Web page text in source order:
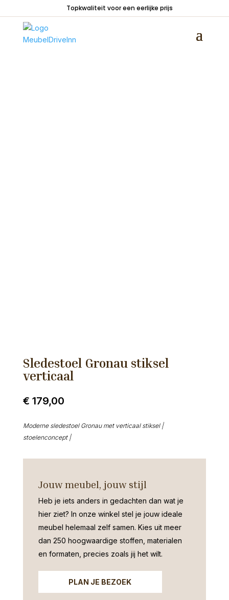
Topkwaliteit voor een eerlijke prijs
Zitmeubelen/Stoelen/Stoelen zonder
armleuning
Sledestoel Gronau stiksel
verticaal
€ 179,00
Moderne sledestoel Gronau met verticaal stiksel |
stoelenconcept |
Jouw meubel, jouw stijl
Heb je iets anders in gedachten dan wat je
hier ziet? In onze winkel stel je jouw ideale
meubel helemaal zelf samen. Kies uit meer
dan 250 hoogwaardige stoffen, materialen
en formaten, precies zoals jij het wilt.
PLAN JE BEZOEK